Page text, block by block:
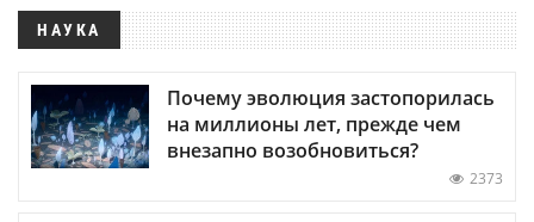
НАУКА
Почему эволюция застопорилась
на миллионы лет, прежде чем
внезапно возобновиться?
2373